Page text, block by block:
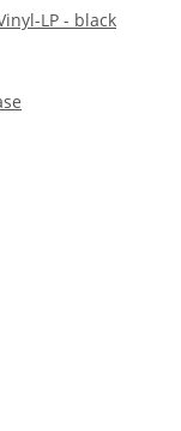
LP - black